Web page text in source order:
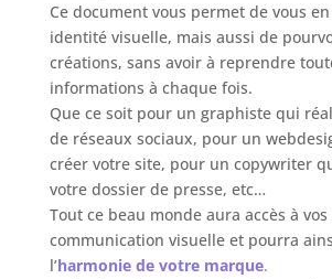
Ce document vous permet de vous
identité visuelle, mais aussi de
créations, sans avoir à reprendre
informations à chaque fois.
Que ce soit pour un graphiste qui
de réseaux sociaux, pour un
créer votre site, pour un copywriter
votre dossier de presse, etc…
Tout ce beau monde aura accès à
communication visuelle et pourra
l’harmonie de votre marque.